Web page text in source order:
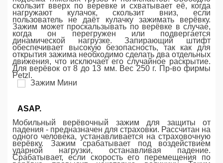
скользит вверх по веревке и схватывает её, когда
нагружают кулачок, скользит вниз, если
пользователь не даёт кулачку зажимать верёвку.
Зажим может проскальзывать по верёвке в случае,
когда он перегружен или подвергается
динамической нагрузке. Запирающий штифт
обеспечивает высокую безопасность, так как для
открытия зажима необходимо сделать два отдельных
движения, что исключает его случайное раскрытие.
Для верёвок от 8 до 13 мм. Вес 250 г. Пр-во фирмы
Petzl.
ASAP.
Мобильный верёвочный зажим для защиты от
падения - предназначен для страховки. Рассчитан на
одного человека, устанавливается на страховочную
верёвку. Зажим срабатывает под воздействием
ударной нагрузки, останавливая падение.
Срабатывает, если скорость его перемещения по